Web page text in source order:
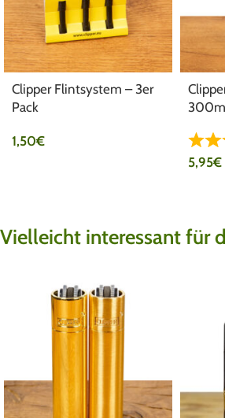
Clipper Flintsystem – 3er
Pack
1,50€
5,95€
Vielleicht interessant für